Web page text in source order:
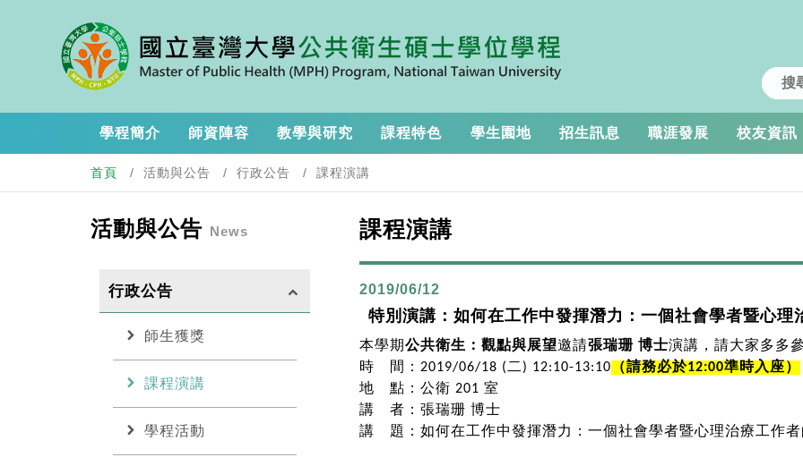
學程簡介 師資陣容 教學與研究 課程特色 學生園地 招生訊息 職涯發展 校友資訊
首頁 活動與公告 行政公告 課程演講
活動與公告 News
行政公告 keyboard_arrow_up
chevron_right 師生獲獎
chevron_right 課程演講
chevron_right 學程活動
課程演講
2019/06/12
特別演講：如何在工作中發揮潛力：一個社會學者暨心理
本學期公共衛生：觀點與展望邀請張瑞珊 博士演講，請大家多多
時 間：2019/06/18 (二) 12:10-13:10 （請務必於12:00準時入座 ）
地 點：公衛 201 室
講 者：張瑞珊 博士
講 題：如何在工作中發揮潛力：一個社會學者暨心理治療工作